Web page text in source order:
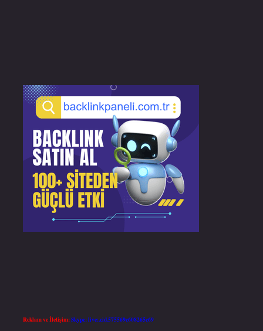
Reklam ve İletişim:Skype: live:.cid.575569c608265c69